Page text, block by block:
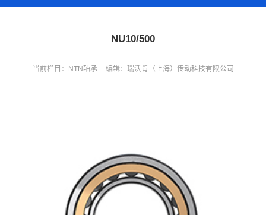
NU10/500
当前栏目：NTN轴承 编辑：瑞沃肯（上海）传动科技有限公司